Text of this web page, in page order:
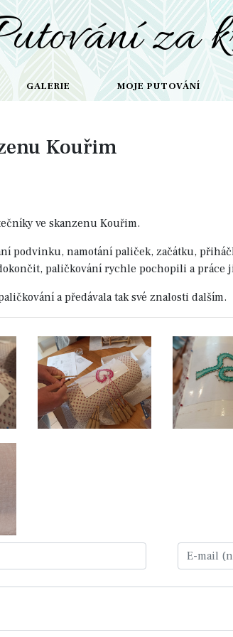
za
GALERIE MOJE PUTOVÁNÍ
Kouřim
ve skanzenu Kouřim.
podvinku, namotání paliček, začátku,
paličkování rychle pochopili a práce
a předávala tak své znalosti dalším.